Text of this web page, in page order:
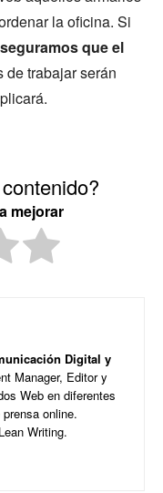
la oficina. Si
que el
de trabajar serán
mejorar
Digital y
Manager, Editor y
Web en diferentes
online.
Writing.